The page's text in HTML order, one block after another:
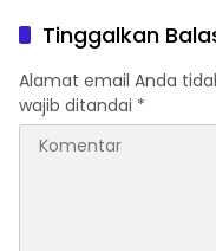
Tinggalkan
Alamat email Anda
wajib ditandai *